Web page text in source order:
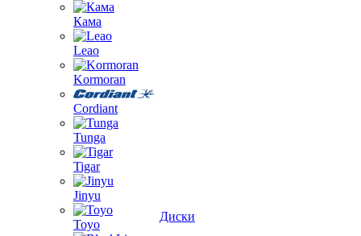
Кама
Leao
Kormoran
Cordiant
Tunga
Tigar
Jinyu
Toyo
Диски